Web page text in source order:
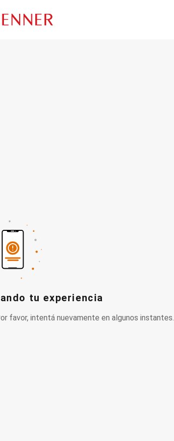
tu experiencia
favor, intentá nuevamente en algunos instantes.